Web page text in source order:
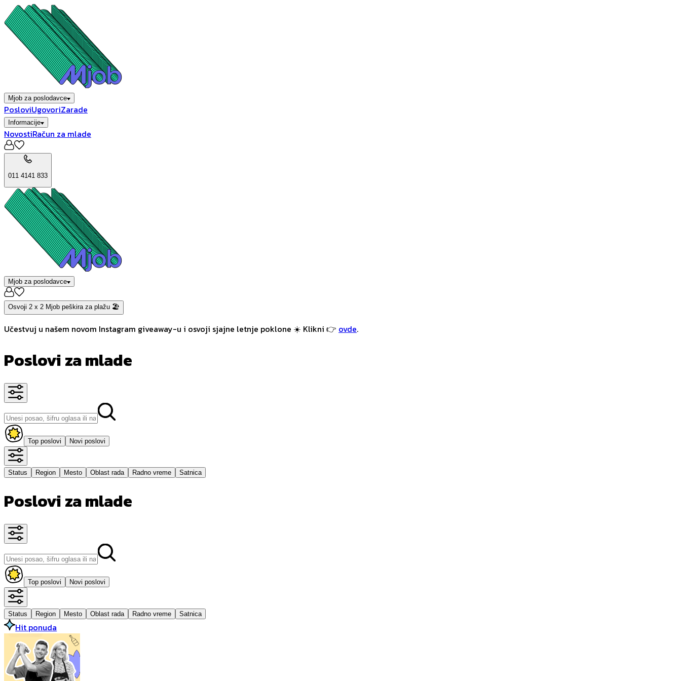
Mjob za poslodavce
PosloviUgovoriZarade
Informacije
NovostiRačun za mlade
011 4141 833
Mjob za poslodavce
Osvoji 2 x 2 Mjob peškira za plažu 🏖️
Učestvuj u našem novom Instagram giveaway-u i osvoji sjajne letnje poklone ☀️ Klikni 👉 ovde.
Poslovi za mlade
Top poslovi Novi poslovi
Status Region Mesto Oblast rada Radno vreme Satnica
Poslovi za mlade
Top poslovi Novi poslovi
Status Region Mesto Oblast rada Radno vreme Satnica
Hit ponuda